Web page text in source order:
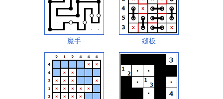
魔手 縫板